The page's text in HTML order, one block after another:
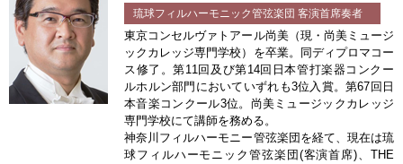
琉球フィルハーモニック管弦楽団 客演首席奏者
東京コンセルヴァトアール尚美（現・尚美ミュージ
ックカレッジ専門学校）を卒業。同ディプロマコー
ス修了。第11回及び第14回日本管打楽器コンクー
ルホルン部門においていずれも3位入賞。第67回日
本音楽コンクール3位。尚美ミュージックカレッジ
専門学校にて講師を務める。
神奈川フィルハーモニー管弦楽団を経て、現在は琉
球フィルハーモニック管弦楽団(客演首席)、THE